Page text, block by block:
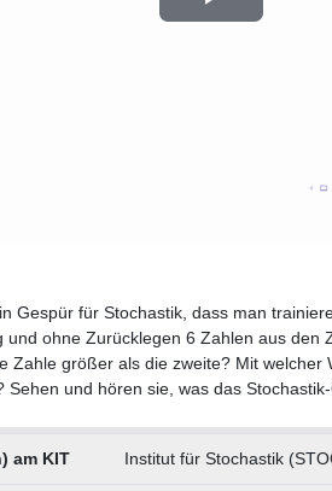
Play
Gespür für Stochastik, dass man
und ohne Zurücklegen 6 Zahlen aus den
Zahle größer als die zweite? Mit welcher
und hören sie, was das
am KIT Institut für Stochastik